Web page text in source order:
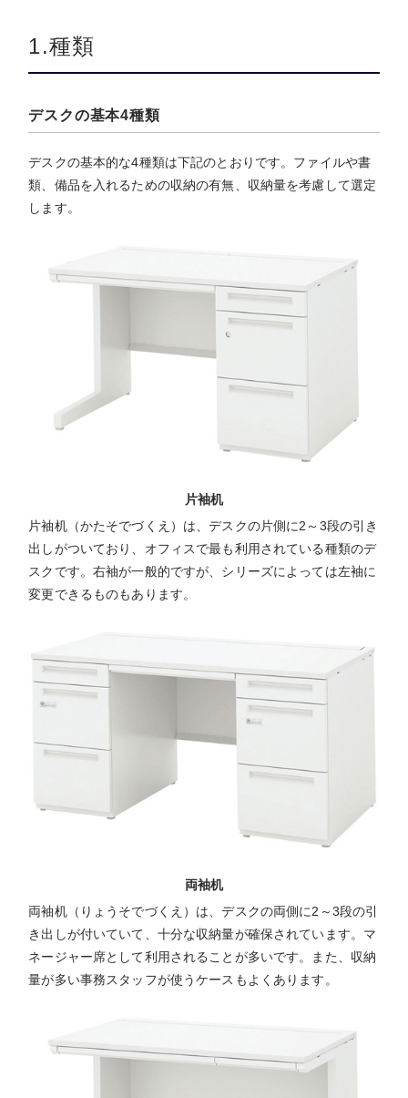
1.種類
デスクの基本4種類
デスクの基本的な4種類は下記のとおりです。ファイルや書
類、備品を入れるための収納の有無、収納量を考慮して選定
します。
片袖机
片袖机（かたそでづくえ）は、デスクの片側に2～3段の引き
出しがついており、オフィスで最も利用されている種類のデ
スクです。右袖が一般的ですが、シリーズによっては左袖に
変更できるものもあります。
両袖机
両袖机（りょうそでづくえ）は、デスクの両側に2～3段の引
き出しが付いていて、十分な収納量が確保されています。マ
ネージャー席として利用されることが多いです。また、収納
量が多い事務スタッフが使うケースもよくあります。